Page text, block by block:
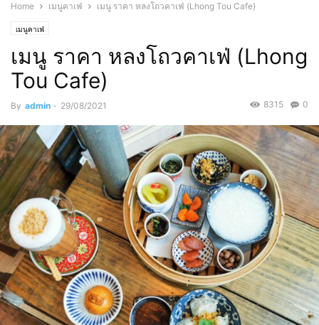
Home เมนูคาเฟ่ เมนู ราคา หลงโถวคาเฟ่ (Lhong Tou Cafe)
เมนูคาเฟ่
เมนู ราคา หลงโถวคาเฟ่ (Lhong
Tou Cafe)
By admin - 29/08/2021 0
8315